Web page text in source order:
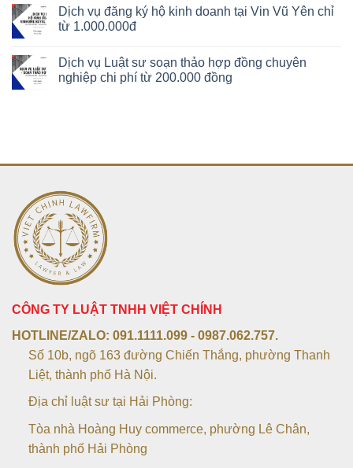
Dịch vụ đăng ký hộ kinh doanh tại Vin Vũ Yên chỉ
từ 1.000.000đ
Dịch vụ Luật sư soạn thảo hợp đồng chuyên
nghiệp chi phí từ 200.000 đồng
CÔNG TY LUẬT TNHH VIỆT CHÍNH
HOTLINE/ZALO: 091.1111.099 - 0987.062.757.
Số 10b, ngõ 163 đường Chiến Thắng, phường Thanh
Liệt, thành phố Hà Nội.
Địa chỉ luật sư tại Hải Phòng:
Tòa nhà Hoàng Huy commerce, phường Lê Chân,
thành phố Hải Phòng